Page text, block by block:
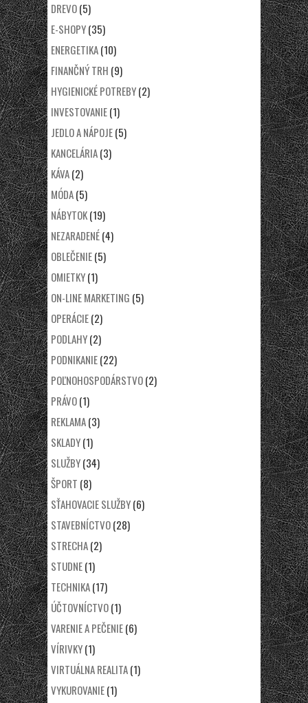
DREVO(5)
E-SHOPY(35)
ENERGETIKA(10)
FINANČNÝ TRH (9)
HYGIENICKÉ POTREBY(2)
INVESTOVANIE(1)
JEDLO A NÁPOJE(5)
KANCELÁRIA(3)
KÁVA(2)
MÓDA(5)
NÁBYTOK(19)
NEZARADENÉ(4)
OBLEČENIE(5)
OMIETKY(1)
ON-LINE MARKETING (5)
OPERÁCIE(2)
PODLAHY(2)
PODNIKANIE(22)
POĽNOHOSPODÁRSTVO(2)
PRÁVO(1)
REKLAMA(3)
SKLADY(1)
SLUŽBY(34)
ŠPORT (8)
SŤAHOVACIE SLUŽBY(6)
STAVEBNÍCTVO(28)
STRECHA(2)
STUDNE(1)
TECHNIKA(17)
ÚČTOVNÍCTVO(1)
VARENIE A PEČENIE(6)
VÍRIVKY(1)
VIRTUÁLNA REALITA(1)
VYKUROVANIE(1)